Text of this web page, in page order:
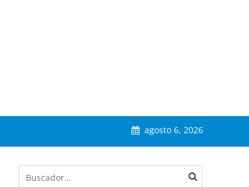
agosto 6, 2026